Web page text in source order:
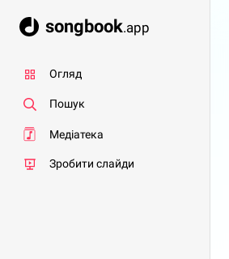
songbook.app
Огляд
Пошук
Медіатека
Зробити слайди